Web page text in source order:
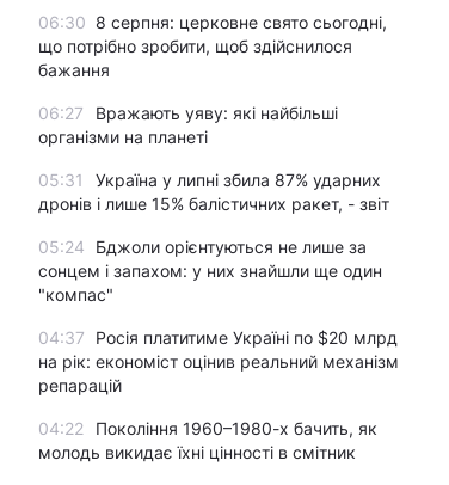
06:30 8 серпня: церковне свято сьогодні,
що потрібно зробити, щоб здійснилося
бажання
06:27
Вражають уяву: які найбільші
організми на планеті
05:31
Україна у липні збила 87% ударних
дронів і лише 15% балістичних ракет, - звіт
05:24
Бджоли орієнтуються не лише за
сонцем і запахом: у них знайшли ще один
"компас"
04:37
Росія платитиме Україні по $20 млрд
на рік: економіст оцінив реальний механізм
репарацій
04:22
Покоління 1960–1980-х бачить, як
молодь викидає їхні цінності в смітник